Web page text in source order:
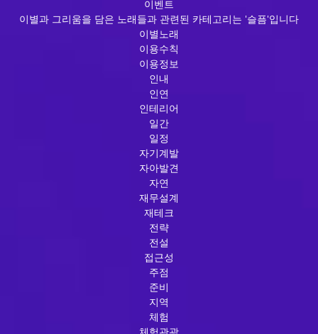
이벤트
이별과 그리움을 담은 노래들과 관련된 카테고리는 '슬픔'입니다
이별노래
이용수칙
이용정보
인내
인연
인테리어
일간
일정
자기계발
자아발견
자연
재무설계
재테크
전략
전설
접근성
주점
준비
지역
체험